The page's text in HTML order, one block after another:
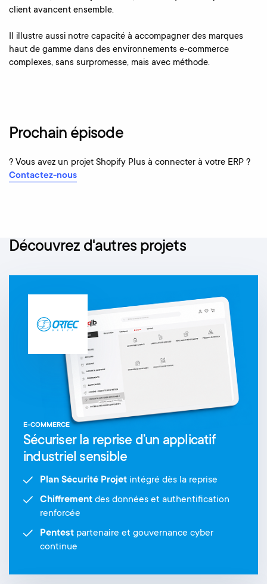
client avancent ensemble.
Il illustre aussi notre capacité à accompagner des marques
haut de gamme dans des environnements e-commerce
complexes, sans surpromesse, mais avec méthode.
Prochain épisode
? Vous avez un projet Shopify Plus à connecter à votre ERP ?
Contactez-nous
Découvrez d'autres projets
E-COMMERCE
Sécuriser la reprise d’un applicatif
industriel sensible
Plan Sécurité Projet intégré dès la reprise
Chiffrement des données et authentification
renforcée
Pentest partenaire et gouvernance cyber
continue